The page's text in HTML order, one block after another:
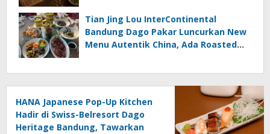
Tian Jing Lou InterContinental
Bandung Dago Pakar Luncurkan New
Menu Autentik China, Ada Roasted
HANA Japanese Pop-Up Kitchen
Hadir di Swiss-Belresort Dago
Heritage Bandung, Tawarkan